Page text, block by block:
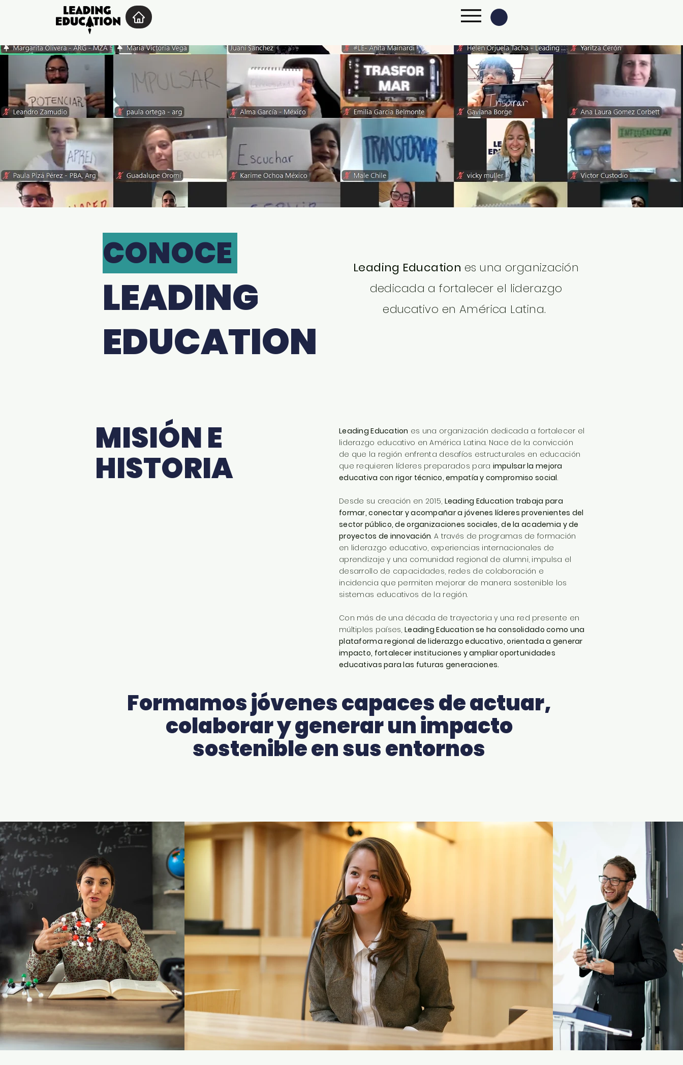
CONOCE
LEADING
EDUCATION
Leading Education es una organización
dedicada a fortalecer el liderazgo
educativo en América Latina.
MISIÓN E
HISTORIA
Leading Education es una organización dedicada a fortalecer el
liderazgo educativo en América Latina. Nace de la convicción
de que la región enfrenta desafíos estructurales en educación
que requieren líderes preparados para impulsar la mejora
educativa con rigor técnico, empatía y compromiso social.
Desde su creación en 2015, Leading Education trabaja para
formar, conectar y acompañar a jóvenes líderes provenientes del
sector público, de organizaciones sociales, de la academia y de
proyectos de innovación. A través de programas de formación
en liderazgo educativo, experiencias internacionales de
aprendizaje y una comunidad regional de alumni, impulsa el
desarrollo de capacidades, redes de colaboración e
incidencia que permiten mejorar de manera sostenible los
sistemas educativos de la región.
Con más de una década de trayectoria y una red presente en
múltiples países,Leading Education se ha consolidado como una
plataforma regional de liderazgo educativo, orientada a generar
impacto, fortalecer instituciones y ampliar oportunidades
educativas para las futuras generaciones.
Formamos jóvenes capaces de actuar,
colaborar y generar un impacto
sostenible en sus entornos